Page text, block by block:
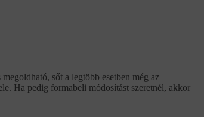
sőt a legtöbb esetben még az
Ha pedig formabeli módosítást szeretnél, akkor